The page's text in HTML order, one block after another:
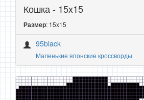
Кошка - 15x15
Размер: 15x15
95black
Маленькие японские кроссворды